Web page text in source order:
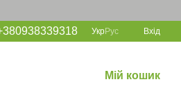
УкрРус Вхід
Мій кошик